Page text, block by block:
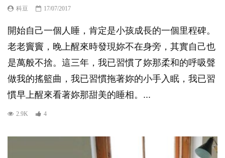
科豆 17/07/2017
開始自己一個人睡，肯定是小孩成長的一個里程碑。
老老竇竇，晚上醒來時發現妳不在身旁，其實自己也
是萬般不捨。這三年，我已習慣了妳那柔和的呼吸聲
做我的搖籃曲，我已習慣拖著妳的小手入眠，我已習
慣早上醒來看著妳那甜美的睡相。...
2.9K 4